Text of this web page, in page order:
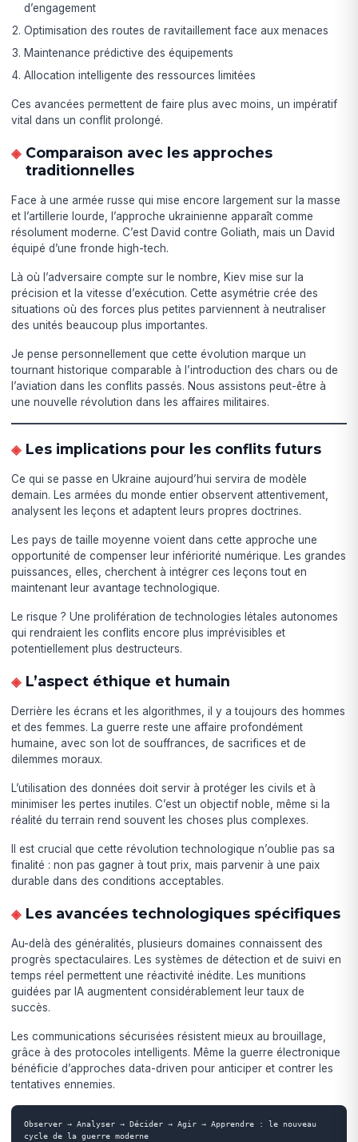
d’engagement
Optimisation des routes de ravitaillement face aux menaces
Maintenance prédictive des équipements
Allocation intelligente des ressources limitées
Ces avancées permettent de faire plus avec moins, un impératif
vital dans un conflit prolongé.
Comparaison avec les approches
traditionnelles
Face à une armée russe qui mise encore largement sur la masse
et l’artillerie lourde, l’approche ukrainienne apparaît comme
résolument moderne. C’est David contre Goliath, mais un David
équipé d’une fronde high-tech.
Là où l’adversaire compte sur le nombre, Kiev mise sur la
précision et la vitesse d’exécution. Cette asymétrie crée des
situations où des forces plus petites parviennent à neutraliser
des unités beaucoup plus importantes.
Je pense personnellement que cette évolution marque un
tournant historique comparable à l’introduction des chars ou de
l’aviation dans les conflits passés. Nous assistons peut-être à
une nouvelle révolution dans les affaires militaires.
Les implications pour les conflits futurs
Ce qui se passe en Ukraine aujourd’hui servira de modèle
demain. Les armées du monde entier observent attentivement,
analysent les leçons et adaptent leurs propres doctrines.
Les pays de taille moyenne voient dans cette approche une
opportunité de compenser leur infériorité numérique. Les grandes
puissances, elles, cherchent à intégrer ces leçons tout en
maintenant leur avantage technologique.
Le risque ? Une prolifération de technologies létales autonomes
qui rendraient les conflits encore plus imprévisibles et
potentiellement plus destructeurs.
L’aspect éthique et humain
Derrière les écrans et les algorithmes, il y a toujours des hommes
et des femmes. La guerre reste une affaire profondément
humaine, avec son lot de souffrances, de sacrifices et de
dilemmes moraux.
L’utilisation des données doit servir à protéger les civils et à
minimiser les pertes inutiles. C’est un objectif noble, même si la
réalité du terrain rend souvent les choses plus complexes.
Il est crucial que cette révolution technologique n’oublie pas sa
finalité : non pas gagner à tout prix, mais parvenir à une paix
durable dans des conditions acceptables.
Les avancées technologiques spécifiques
Au-delà des généralités, plusieurs domaines connaissent des
progrès spectaculaires. Les systèmes de détection et de suivi en
temps réel permettent une réactivité inédite. Les munitions
guidées par IA augmentent considérablement leur taux de
succès.
Les communications sécurisées résistent mieux au brouillage,
grâce à des protocoles intelligents. Même la guerre électronique
bénéficie d’approches data-driven pour anticiper et contrer les
tentatives ennemies.
Observer → Analyser → Décider → Agir → Apprendre : le nouveau
cycle de la guerre moderne